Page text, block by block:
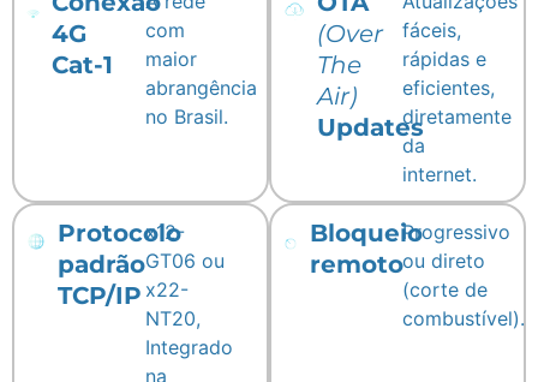
4G
Cat-1
com
maior
abrangência
no Brasil.
(Over
The
Air)
Updates
fáceis,
rápidas e
eficientes,
diretamente
da
internet.
Protocolo
padrão
TCP/IP
x12-
GT06 ou
x22-
NT20,
Integrado
na
Bloqueio
remoto
Progressivo
ou direto
(corte de
combustível).